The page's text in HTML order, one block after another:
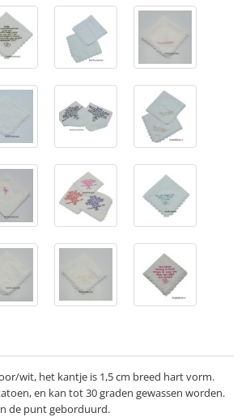
wit, het kantje is 1,5 cm breed hart vorm.
en kan tot 30 graden gewassen worden.
de punt geborduurd.